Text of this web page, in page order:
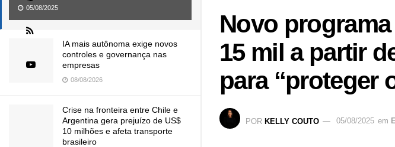
05/08/2025
IA mais autônoma exige novos
controles e governança nas
empresas
08/08/2026
Crise na fronteira entre Chile e
Argentina gera prejuízo de US$
10 milhões e afeta transporte
brasileiro
Novo
15 mil a partir
para “proteger
POR KELLY COUTO 05/08/2025 em